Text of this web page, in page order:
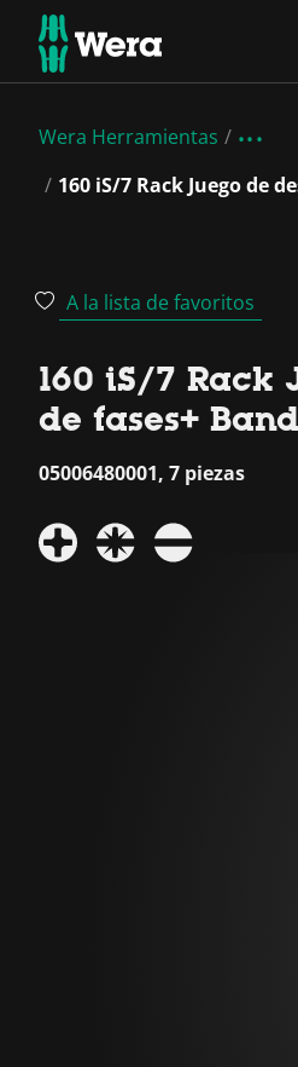
Wera Herramientas
160 iS/7 Rack Juego de
A la lista de favoritos
160 iS/7 Rack
de fases+
05006480001, 7 piezas